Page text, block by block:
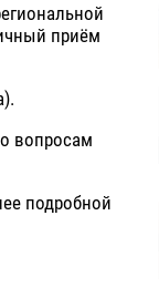
приём
вопросам
подробной